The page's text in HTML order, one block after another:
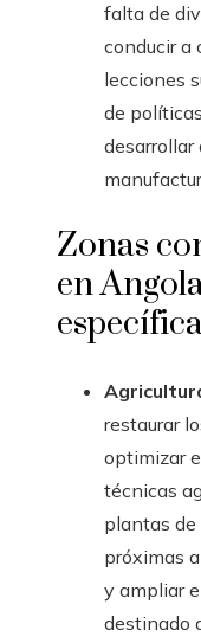
falta de
conducir a
lecciones
de
desarrollar
Zonas
en
restaurar
optimizar
técnicas
plantas
próximas
y ampliar
destinado